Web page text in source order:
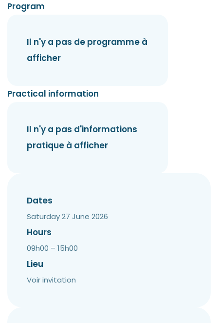
Program
Il n'y a pas de programme à
afficher
Practical information
Il n'y a pas d'informations
pratique à afficher
Dates
Saturday 27 June 2026
Hours
09h00 – 15h00
Lieu
Voir invitation